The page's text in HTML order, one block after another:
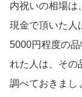
内祝いの相場は
現金で頂いた人
5000円程度の
れた人は、その
調べておきまし